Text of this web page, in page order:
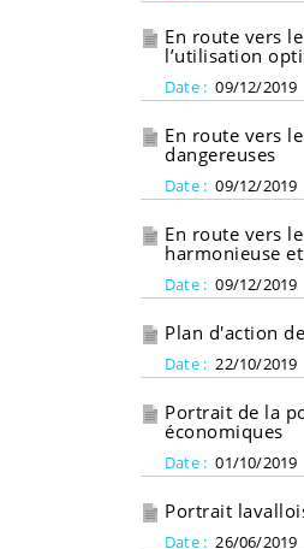
En route vers
l’utilisation
Date : 09/12/2019
En route vers
dangereuses
Date : 09/12/2019
En route vers
harmonieuse
Date : 09/12/2019
Plan d'action
Date : 22/10/2019
Portrait de la
économiques
Date : 01/10/2019
Portrait
Date : 26/06/2019